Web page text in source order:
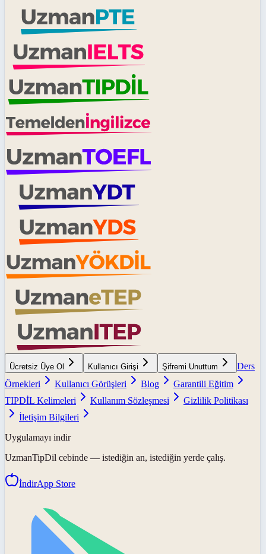
Ücretsiz Üye Ol Kullanıcı Girişi Şifremi Unuttum
Ders
Örnekleri
Kullanıcı Görüşleri Blog
Garantili Eğitim
TIPDİL Kelimeleri
Kullanım Sözleşmesi
Gizlilik Politikası
İletişim Bilgileri
Uygulamayı indir
UzmanTipDil cebinde — istediğin an, istediğin yerde çalış.
İndirApp Store